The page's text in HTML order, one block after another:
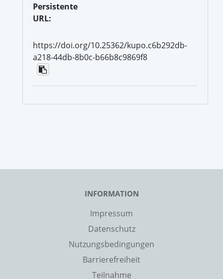
Persistente
URL:
https://doi.org/10.25362/kupo.c6b292db-
a218-44db-8b0c-b66b8c9869f8
INFORMATION
Impressum
Datenschutz
Nutzungsbedingungen
Barrierefreiheit
Teilnahme